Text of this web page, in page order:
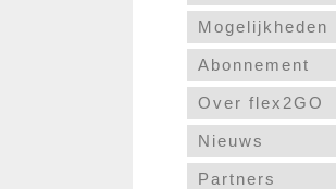
Mogelijkheden
Abonnement
Over flex2GO
Nieuws
Partners